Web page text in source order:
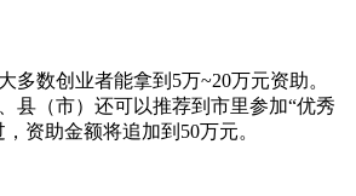
多数创业者能拿到5万~20万元资助。
县（市）还可以推荐到市里参加“优秀
资助金额将追加到50万元。